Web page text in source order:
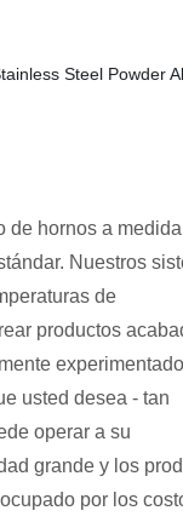
de hornos a
Nuestros
de
productos
usted desea - tan
operar a su
grande y los
por los